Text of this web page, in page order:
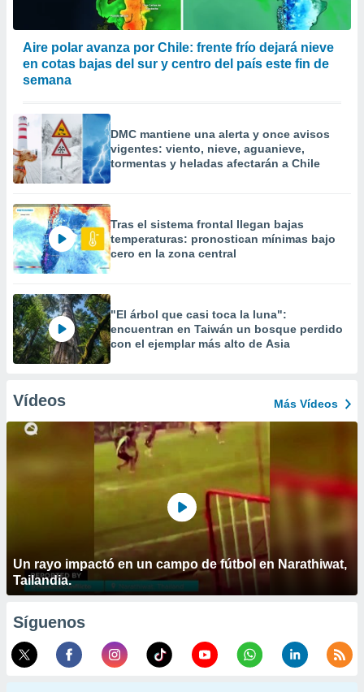
Aire polar avanza por Chile: frente frío dejará nieve
en cotas bajas del sur y centro del país este fin de
semana
DMC mantiene una alerta y once avisos
vigentes: viento, nieve, aguanieve,
tormentas y heladas afectarán a Chile
Tras el sistema frontal llegan bajas
temperaturas: pronostican mínimas bajo
cero en la zona central
"El árbol que casi toca la luna":
encuentran en Taiwán un bosque perdido
con el ejemplar más alto de Asia
Vídeos Más Vídeos
Un rayo impactó en un campo de fútbol en Narathiwat,
Tailandia.
Síguenos